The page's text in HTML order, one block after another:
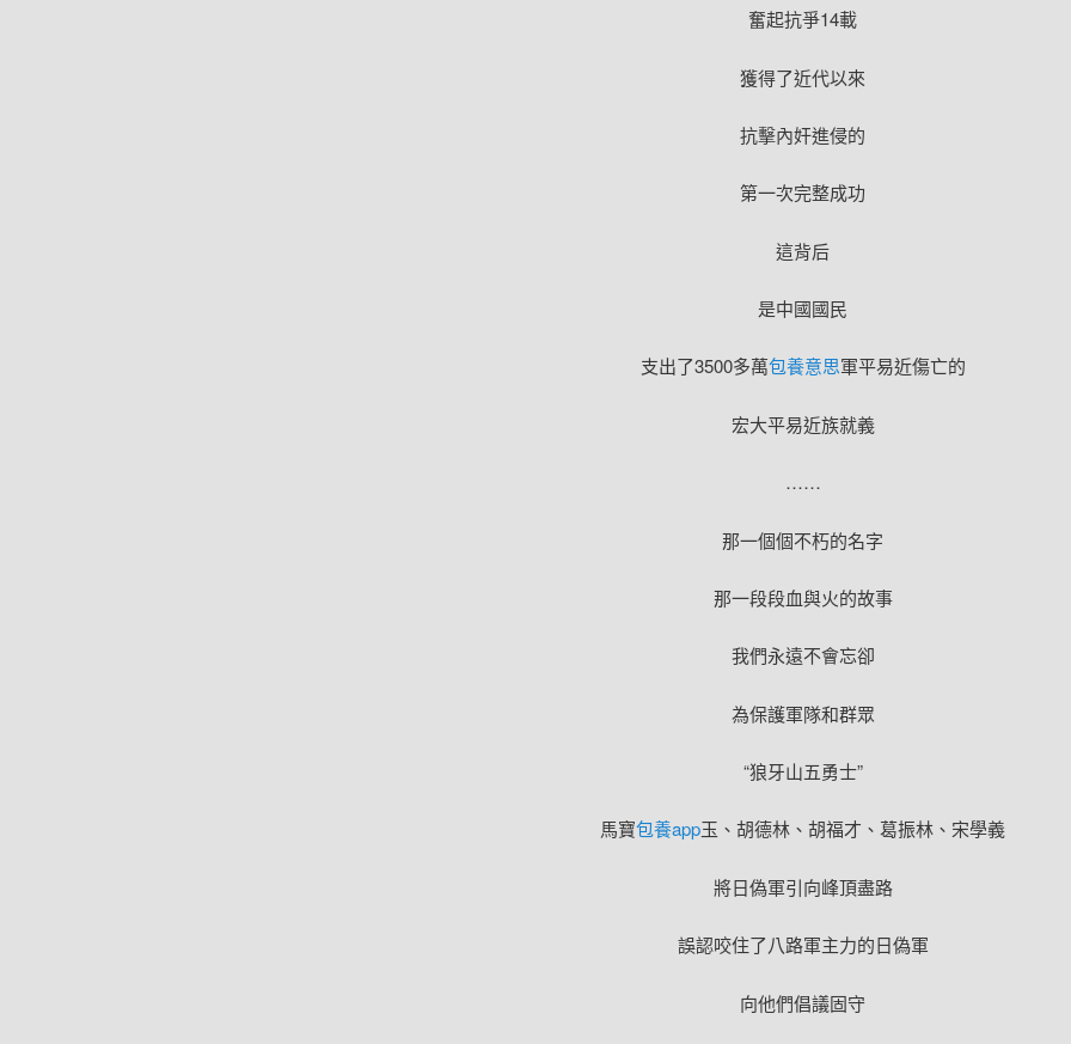
奮起抗爭14載
獲得了近代以來
抗擊內奸進侵的
第一次完整成功
這背后
是中國國民
支出了3500多萬包養意思軍平易近傷亡的
宏大平易近族就義
……
那一個個不朽的名字
那一段段血與火的故事
我們永遠不會忘卻
為保護軍隊和群眾
“狼牙山五勇士”
馬寶包養app玉、胡德林、胡福才、葛振林、宋學義
將日偽軍引向峰頂盡路
誤認咬住了八路軍主力的日偽軍
向他們倡議固守